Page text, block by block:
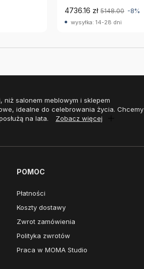
4736.16 zł 5148.00 -8%
wysyłka: 14-28 dni
salonem meblowym i sklepem
idealne do celebrowania życia. Chcemy
na lata.
Zobacz więcej
POMOC
Płatności
Koszty dostawy
Zwrot zamówienia
Polityka zwrotów
Praca w MOMA Studio